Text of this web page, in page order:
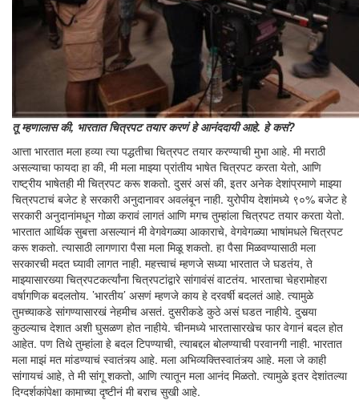
तू म्हणालास की, भारतात चित्रपट तयार करणं हे आनंददायी आहे. हे कसं?
आत्ता भारतात मला हव्या त्या पद्धतीचा चित्रपट तयार करण्याची मुभा आहे. मी मराठी
असल्याचा फायदा हा की, मी मला माझ्या प्रांतीय भाषेत चित्रपट करता येतो, आणि
राष्ट्रीय भाषेतही मी चित्रपट करू शकतो. दुसरं असं की, इतर अनेक देशांप्रमाणे माझ्या
चित्रपटाचं बजेट हे सरकारी अनुदानावर अवलंबून नाही. युरोपीय देशांमध्ये ९०% बजेट हे
सरकारी अनुदानांमधून गोळा करावं लागतं आणि मगच तुम्हांला चित्रपट तयार करता येतो.
भारतात आर्थिक सुबत्ता असल्यानं मी वेगवेगळ्या आकाराचे, वेगवेगळ्या भाषांमधले चित्रपट
करू शकतो. त्यासाठी लागणारा पैसा मला मिळू शकतो. हा पैसा मिळवण्यासाठी मला
सरकारची मदत घ्यावी लागत नाही. महत्त्वाचं म्हणजे सध्या भारतात जे घडतंय, ते
माझ्यासारख्या चित्रपटकर्त्यांना चित्रपटांद्वारे सांगावंसं वाटतंय. भारताचा चेहरामोहरा
वर्षागणिक बदलतोय. ’भारतीय’ असणं म्हणजे काय हे दरवर्षी बदलतं आहे. त्यामुळे
तुमच्याकडे सांगण्यासारखं नेहमीच असतं. दुसरीकडे कुठे असं घडत नाहीये. दुसर्‍या
कुठल्याच देशात अशी घुसळण होत नाहीये. चीनमध्ये भारतासारखेच फार वेगानं बदल होत
आहेत. पण तिथे तुम्हांला हे बदल टिपण्याची, त्याबद्दल बोलण्याची परवानगी नाही. भारतात
मला माझं मत मांडण्याचं स्वातंत्र्य आहे. मला अभिव्यक्तिस्वातंत्र्य आहे. मला जे काही
सांगायचं आहे, ते मी सांगू शकतो, आणि त्यातून मला आनंद मिळतो. त्यामुळे इतर देशांतल्या
दिग्दर्शकांपेक्षा कामाच्या दृष्टीनं मी बराच सुखी आहे.